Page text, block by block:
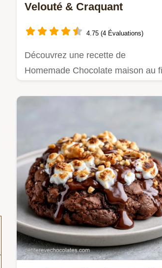
Velouté & Craquant
4.75 (4 Évaluations)
Découvrez une recette de
Homemade Chocolate maison au